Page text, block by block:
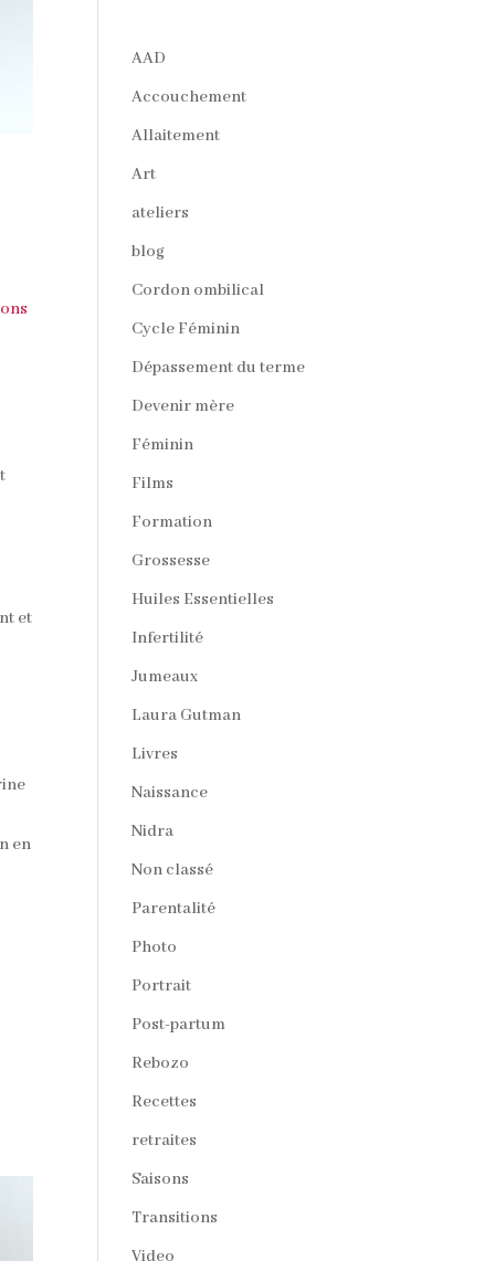
et
en
AAD
Accouchement
Allaitement
Art
ateliers
blog
Cordon ombilical
Cycle Féminin
Dépassement du terme
Devenir mère
Féminin
Films
Formation
Grossesse
Huiles Essentielles
Infertilité
Jumeaux
Laura Gutman
Livres
Naissance
Nidra
Non classé
Parentalité
Photo
Portrait
Post-partum
Rebozo
Recettes
retraites
Saisons
Transitions
Video